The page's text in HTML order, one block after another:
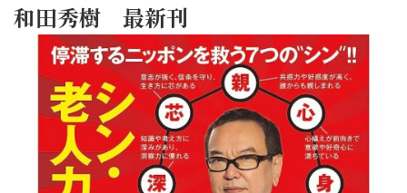
和田秀樹 最新刊